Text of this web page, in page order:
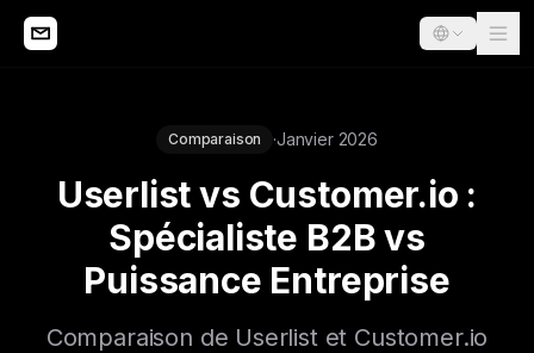
Comparaison ·Janvier 2026
Userlist vs Customer.io :
Spécialiste B2B vs
Puissance Entreprise
Comparaison de Userlist et Customer.io